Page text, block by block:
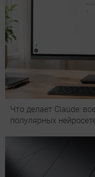
Что делает Сlaude:
популярных